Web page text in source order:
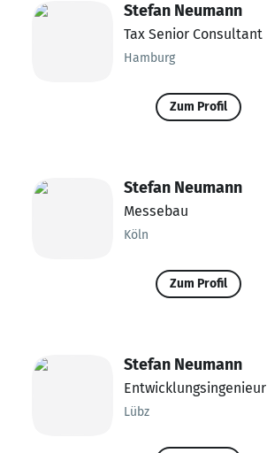
Stefan Neumann
Tax Senior Consultant
Hamburg
Zum Profil
Stefan Neumann
Messebau
Köln
Zum Profil
Stefan Neumann
Entwicklungsingenieur
Lübz